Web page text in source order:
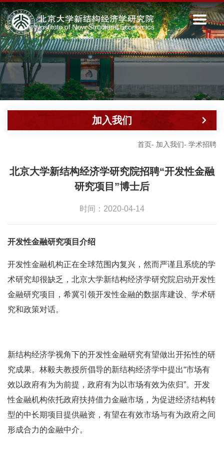
首页- 加入我们- 学术招聘
加入我们
北京大学新结构经济学研究院招聘“开发性金融
研究项目”博士后
时间：2020-04-14
开发性金融研究项目介绍
开发性金融机构正在全球范围内复兴，然而严谨且系统的学
术研究却很缺乏，北京大学新结构经济学研究院启动开发性
金融研究项目，希冀引领开发性金融的数据库建设、学术研
究和政策对话。
新结构经济学视角下的开发性金融研究有望做出开拓性的研
究成果。林毅夫教授所倡导的新结构经济学中提出“市场有
效以政府有为为前提，政府有为以市场有效为依归”。开发
性金融机构依托政府扶持借力金融市场，为促进经济结构转
型的中长期项目提供融资，有望在有效市场与有为政府之间
形成合力的金融中介。